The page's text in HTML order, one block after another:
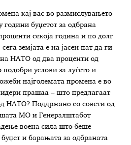
кај вас во размислувањето
буџетот за одбрана
секоја година и по долг
земјата е на јасен пат да ги
НАТО од два проценти од
услови за луѓето и
најголемата промена е во
прашаа – што предлагаат
НАТО? Поддржано со совети од
МО и Генералштабот
воена сила што беше
и барањата за одбраната